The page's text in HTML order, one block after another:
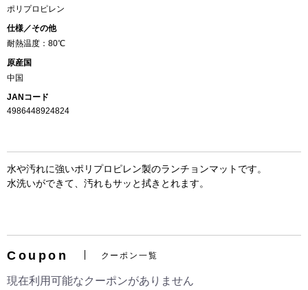
お買い物を続ける カートへ進む
ポリプロピレン
仕様／その他
耐熱温度：80℃
原産国
中国
JANコード
4986448924824
水や汚れに強いポリプロピレン製のランチョンマットです。
水洗いができて、汚れもサッと拭きとれます。
Coupon クーポン一覧
現在利用可能なクーポンがありません